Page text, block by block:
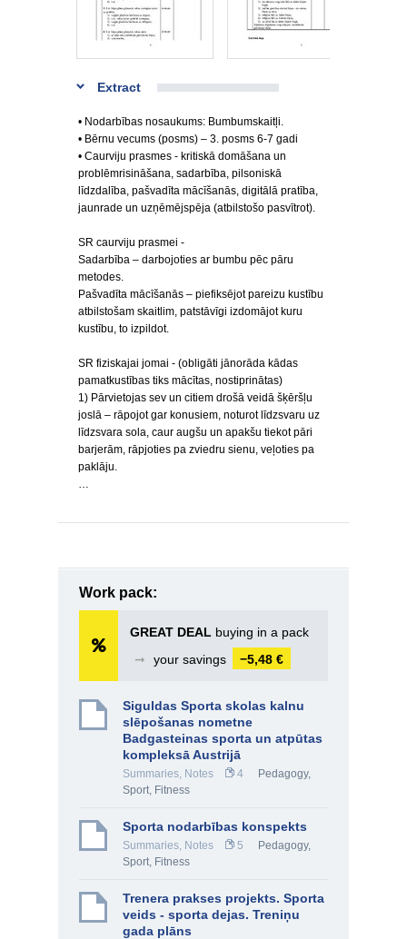
Extract
• Nodarbības nosaukums: Bumbumskaitļi.
• Bērnu vecums (posms) – 3. posms 6-7 gadi
• Caurviju prasmes - kritiskā domāšana un
problēmrisināšana, sadarbība, pilsoniskā
līdzdalība, pašvadīta mācīšanās, digitālā pratība,
jaunrade un uzņēmējspēja (atbilstošo pasvītrot).
SR caurviju prasmei -
Sadarbība – darbojoties ar bumbu pēc pāru
metodes.
Pašvadīta mācīšanās – piefiksējot pareizu kustību
atbilstošam skaitlim, patstāvīgi izdomājot kuru
kustību, to izpildot.
SR fiziskajai jomai - (obligāti jānorāda kādas
pamatkustības tiks mācītas, nostiprinātas)
1) Pārvietojas sev un citiem drošā veidā šķēršļu
joslā – rāpojot gar konusiem, noturot līdzsvaru uz
līdzsvara sola, caur augšu un apakšu tiekot pāri
barjerām, rāpjoties pa zviedru sienu, veļoties pa
paklāju.
…
Work pack:
GREAT DEAL buying in a pack
➞
your savings −5,48 €
Siguldas Sporta skolas kalnu
slēpošanas nometne
Badgasteinas sporta un atpūtas
kompleksā Austrijā
Summaries, Notes 4 Pedagogy,
Sport, Fitness
Sporta nodarbības konspekts
Summaries, Notes 5 Pedagogy,
Sport, Fitness
Trenera prakses projekts. Sporta
veids - sporta dejas. Treniņu
gada plāns